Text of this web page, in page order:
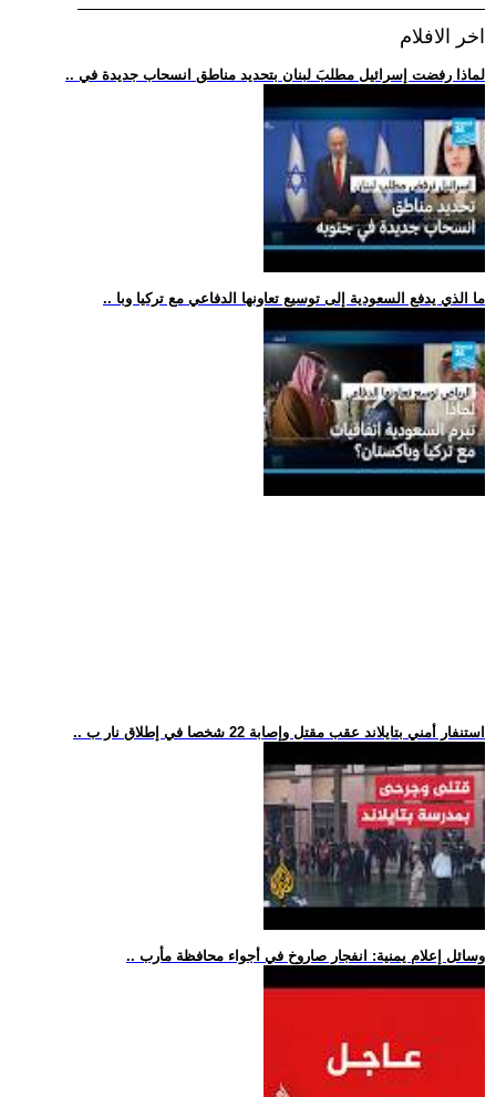
اخر الافلام
.. لماذا رفضت إسرائيل مطلبَ لبنان بتحديد مناطق انسحاب جديدة في
.. ما الذي يدفع السعودية إلى توسيع تعاونها الدفاعي مع تركيا وبا
.. استنفار أمني بتايلاند عقب مقتل وإصابة 22 شخصا في إطلاق نار ب
.. وسائل إعلام يمنية: انفجار صاروخ في أجواء محافظة مأرب